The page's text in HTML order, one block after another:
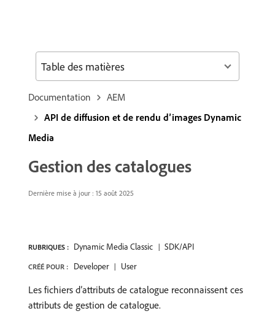
Documentation
AEM
API de diffusion et de rendu d’images Dynamic
Media
Gestion des catalogues
Dernière mise à jour : 15 août 2025
RUBRIQUES : Dynamic Media Classic SDK/API
CRÉÉ POUR : Developer User
Les fichiers d’attributs de catalogue reconnaissent ces
attributs de gestion de catalogue.
Table des matières